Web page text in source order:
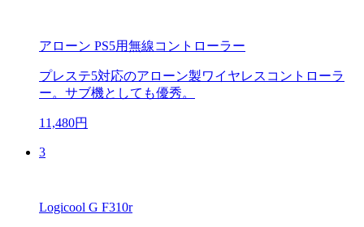
アローン PS5用無線コントローラー
プレステ5対応のアローン製ワイヤレスコントローラ
ー。サブ機としても優秀。
11,480円
3
Logicool G F310r